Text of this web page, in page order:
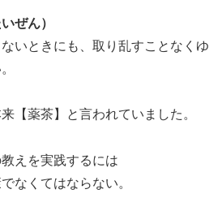
ぜん）
いときにも、取り乱すことなくゆ
【薬茶】と言われていました。
えを実践するには
なくてはならない。